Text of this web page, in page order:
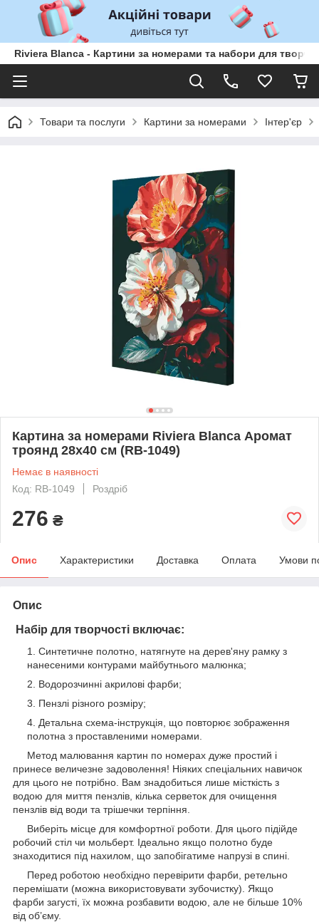
Riviera Blanca - Картини за номерами та набори для
Товари та послуги Картини за номерами Інтер'єр
Картина за номерами Riviera Blanca Аромат
троянд 28x40 см (RB-1049)
Немає в наявності
Код: RB-1049
Роздріб
276 ₴
Опис Характеристики Доставка Оплата Умови
Опис
Набір для творчості включає:
Синтетичне полотно, натягнуте на дерев'яну рамку з
нанесеними контурами майбутнього малюнка;
Водорозчинні акрилові фарби;
Пензлі різного розміру;
Детальна схема-інструкція, що повторює зображення
полотна з проставленими номерами.
Метод малювання картин по номерах дуже простий і
принесе величезне задоволення! Ніяких спеціальних навичок
для цього не потрібно. Вам знадобиться лише місткість з
водою для миття пензлів, кілька серветок для очищення
пензлів від води та трішечки терпіння.
Виберіть місце для комфортної роботи. Для цього підійде
робочий стіл чи мольберт. Ідеально якщо полотно буде
знаходитися під нахилом, що запобігатиме напрузі в спині.
Перед роботою необхідно перевірити фарби, ретельно
перемішати (можна використовувати зубочистку). Якщо
фарби загусті, їх можна розбавити водою, але не більше 10%
від об’єму.